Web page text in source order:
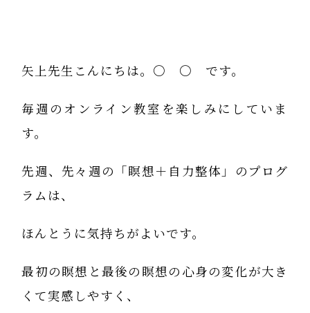
矢上先生こんにちは。〇 〇 です。
毎週のオンライン教室を楽しみにしていま
す。
先週、先々週の「瞑想＋自力整体」のプログ
ラムは、
ほんとうに気持ちがよいです。
最初の瞑想と最後の瞑想の心身の変化が大き
くて実感しやすく、